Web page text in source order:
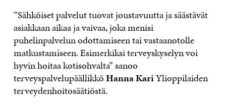
”Sähköiset palvelut tuovat joustavuutta ja säästävät
asiakkaan aikaa ja vaivaa, joka menisi
puhelinpalvelun odottamiseen tai vastaanotolle
matkustamiseen. Esimerkiksi terveyskyselyn voi
hyvin hoitaa kotisohvalta” sanoo
terveyspalvelupäällikköHanna KariYlioppilaiden
terveydenhoitosäätiöstä.